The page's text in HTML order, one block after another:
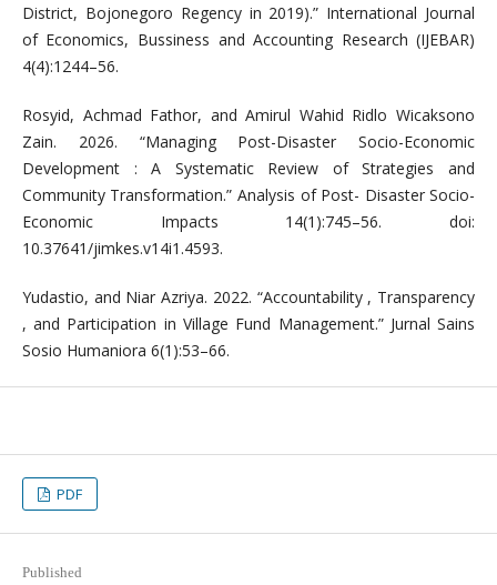
District, Bojonegoro Regency in 2019).” International Journal
of Economics, Bussiness and Accounting Research (IJEBAR)
4(4):1244–56.
Rosyid, Achmad Fathor, and Amirul Wahid Ridlo Wicaksono
Zain. 2026. “Managing Post-Disaster Socio-Economic
Development : A Systematic Review of Strategies and
Community Transformation.” Analysis of Post- Disaster Socio-
Economic Impacts 14(1):745–56. doi:
10.37641/jimkes.v14i1.4593.
Yudastio, and Niar Azriya. 2022. “Accountability , Transparency
, and Participation in Village Fund Management.” Jurnal Sains
Sosio Humaniora 6(1):53–66.
PDF
Published